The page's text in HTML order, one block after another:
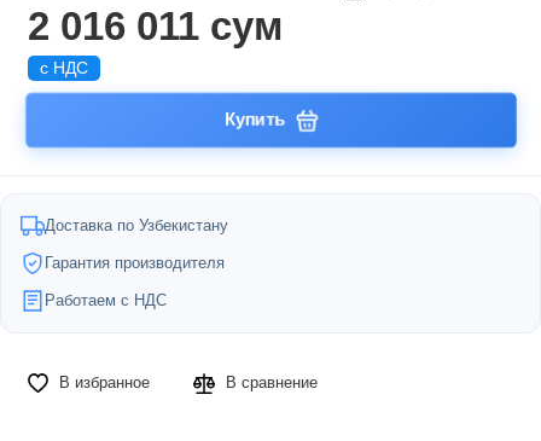
2 016 011 сум
с НДС
Купить
Доставка по Узбекистану
Гарантия производителя
Работаем с НДС
В избранное В сравнение